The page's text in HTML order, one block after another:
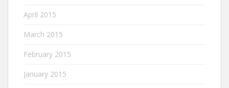
April 2015
March 2015
February 2015
January 2015